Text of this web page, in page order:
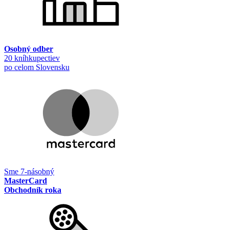
Osobný odber
20 kníhkupectiev
po celom Slovensku
Sme 7-násobný
MasterCard
Obchodník roka